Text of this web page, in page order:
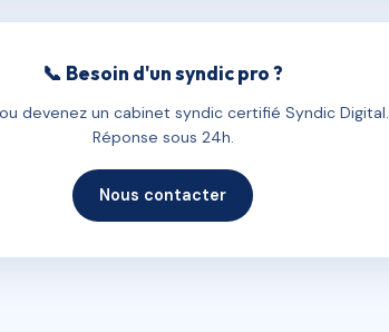
📞 Besoin d'un syndic pro ?
devenez un cabinet syndic certifié Syndic Digital.
Réponse sous 24h.
Nous contacter